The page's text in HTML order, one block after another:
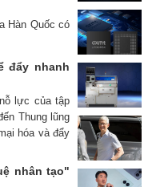
Hàn Quốc có
đẩy nhanh
lực của tập
Thung lũng
hóa và đẩy
nhân tạo"